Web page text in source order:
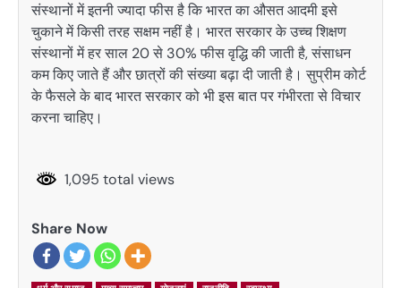
संस्थानों में इतनी ज्यादा फीस है कि भारत का औसत आदमी इसे
चुकाने में किसी तरह सक्षम नहीं है। भारत सरकार के उच्च शिक्षण
संस्थानों में हर साल 20 से 30% फीस वृद्धि की जाती है, संसाधन
कम किए जाते हैं और छात्रों की संख्या बढ़ा दी जाती है। सुप्रीम कोर्ट
के फैसले के बाद भारत सरकार को भी इस बात पर गंभीरता से विचार
करना चाहिए।
1,095 total views
Share Now